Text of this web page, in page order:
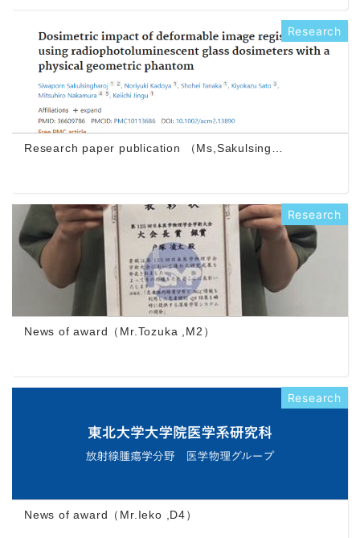
Research paper publication （Ms,Sakulsing…
Research
News of award（Mr.Tozuka ,M2）
Research
News of award（Mr.Ieko ,D4）
Research